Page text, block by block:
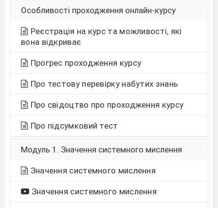
Особливості проходження онлайн-курсу
Реєстрація на курс та можливості, які
вона відкриває
Прогрес проходження курсу
Про тестову перевірку набутих знань
Про свідоцтво про проходження курсу
Про підсумковий тест
Модуль 1. Значення системного мислення
Значення системного мислення
Значення системного мислення